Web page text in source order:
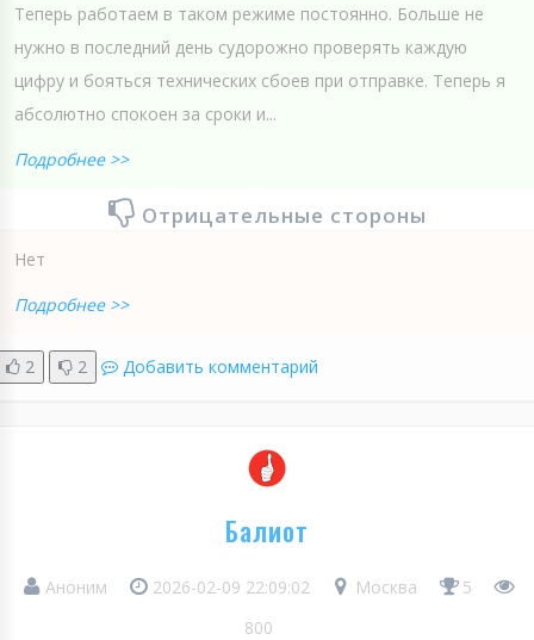
Теперь работаем в таком режиме постоянно. Больше не
нужно в последний день судорожно проверять каждую
цифру и бояться технических сбоев при отправке. Теперь я
абсолютно спокоен за сроки и...
Подробнее >>
Отрицательные стороны
Нет
Подробнее >>
2 2 Добавить комментарий
Балиот
Аноним 2026-02-09 22:09:02 Москва
5
800